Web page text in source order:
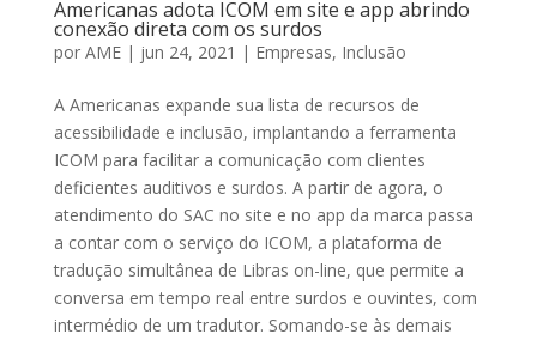
Americanas adota ICOM em site e app abrindo
conexão direta com os surdos
por AME| jun 24, 2021 | Empresas, Inclusão
A Americanas expande sua lista de recursos de
acessibilidade e inclusão, implantando a ferramenta
ICOM para facilitar a comunicação com clientes
deficientes auditivos e surdos. A partir de agora, o
atendimento do SAC no site e no app da marca passa
a contar com o serviço do ICOM, a plataforma de
tradução simultânea de Libras on-line, que permite a
conversa em tempo real entre surdos e ouvintes, com
intermédio de um tradutor. Somando-se às demais